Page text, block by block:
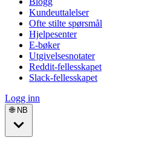
Kundeuttalelser
Ofte stilte spørsmål
Hjelpesenter
E-bøker
Utgivelsesnotater
Reddit-fellesskapet
Slack-fellesskapet
Logg inn
🌐 NB